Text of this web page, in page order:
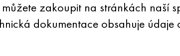
zakoupit na stránkách naší
dokumentace obsahuje